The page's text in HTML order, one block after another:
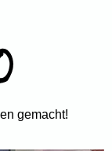
gemacht!